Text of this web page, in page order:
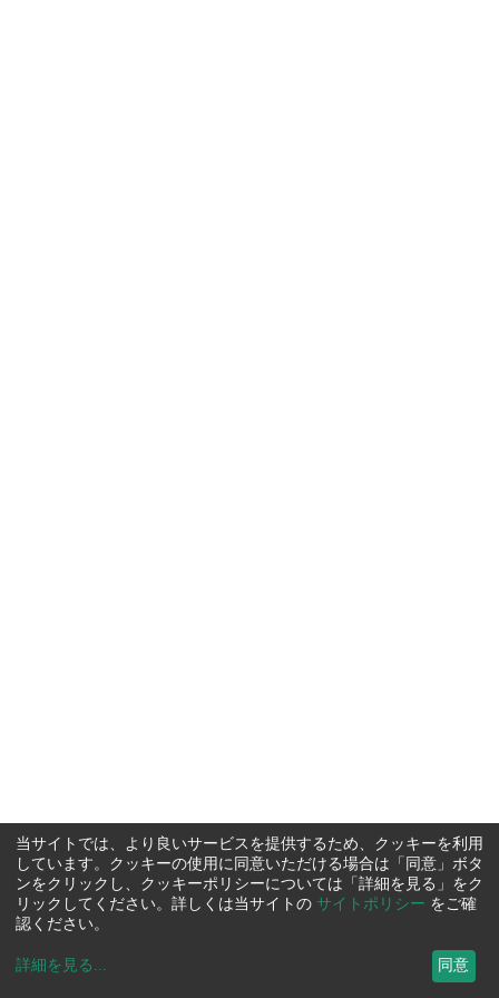
当サイトでは、より良いサービスを提供するため、クッキーを利用
しています。クッキーの使用に同意いただける場合は「同意」ボタ
ンをクリックし、クッキーポリシーについては「詳細を見る」をク
リックしてください。詳しくは当サイトの サイトポリシー をご確
認ください。
詳細を見る ... 同意